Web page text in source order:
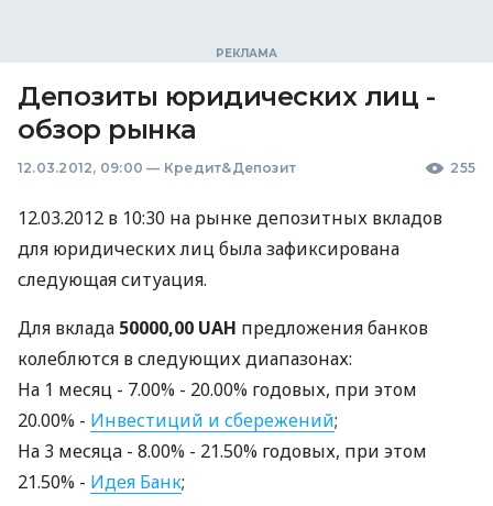
Депозиты юридических лиц -
обзор рынка
12.03.2012, 09:00 — Кредит&Депозит 255
12.03.2012 в 10:30 на рынке депозитных вкладов
для юридических лиц была зафиксирована
следующая ситуация.
Для вклада 50000,00 UAH предложения банков
колеблются в следующих диапазонах:
На 1 месяц - 7.00% - 20.00% годовых, при этом
20.00% - Инвестиций и сбережений;
На 3 месяцa - 8.00% - 21.50% годовых, при этом
21.50% - Идея Банк;